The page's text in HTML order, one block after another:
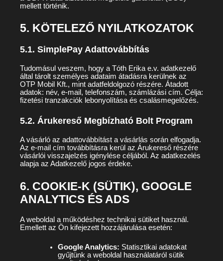
mellett történik.
5. KÖTELEZŐ NYILATKOZATOK
5.1. SimplePay Adattovábbítás
Tudomásul veszem, hogy a Tóth Erika e.v. adatkezelő
által tárolt személyes adataim átadásra kerülnek az
OTP Mobil Kft., mint adatfeldolgozó részére. Átadott
adatok: név, e-mail, telefonszám, számlázási cím. Célja:
fizetési tranzakciók lebonyolítása és csalásmegelőzés.
5.2. Árukereső Megbízható Bolt Program
A vásárló az adattovábbítást a vásárlás során elfogadja.
Az e-mail cím továbbításra kerül az Árukereső részére
vásárlói visszajelzés igénylése céljából. Az adatkezelés
alapja az Adatkezelő jogos érdeke.
6. COOKIE-K (SÜTIK), GOOGLE
ANALYTICS ÉS ADS
A weboldal a működéshez technikai sütiket használ.
Emellett az Ön kifejezett hozzájárulása esetén:
Google Analytics: Statisztikai adatokat
gyűjtünk a weboldal használatáról sütik